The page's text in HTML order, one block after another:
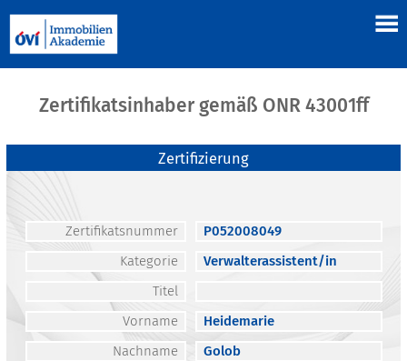
Zertifikatsinhaber gemäß ONR 43001ff
Zertifizierung
Zertifikatsnummer
P052008049
Kategorie
Verwalterassistent/in
Titel
Vorname
Heidemarie
Nachname
Golob